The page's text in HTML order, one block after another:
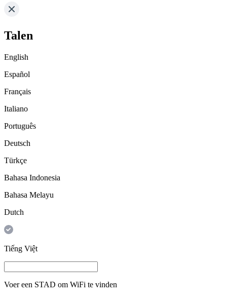
Talen
English
Español
Français
Italiano
Português
Deutsch
Türkçe
Bahasa Indonesia
Bahasa Melayu
Dutch
Tiếng Việt
Voer een STAD om WiFi te vinden